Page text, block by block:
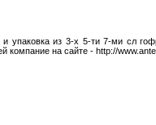
упаковка из 3-х 5-ти 7-ми сл
компание на сайте - http://